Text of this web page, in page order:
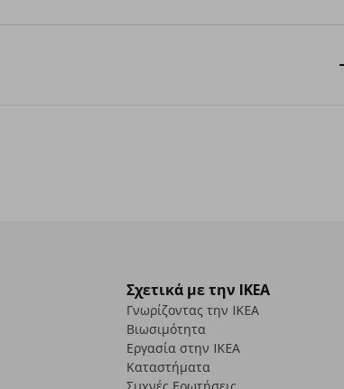
Σχετικά με την IKEA
Γνωρίζοντας την IKEA
Βιωσιμότητα
Εργασία στην IKEA
Καταστήματα